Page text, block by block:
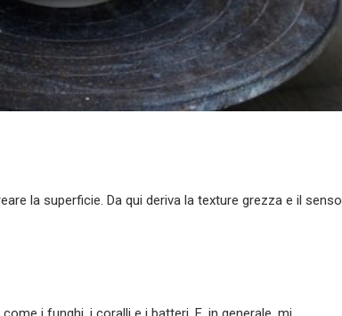
la superficie. Da qui deriva la texture grezza e il senso